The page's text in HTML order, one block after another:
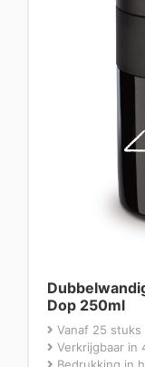
Dop 250ml
Vanaf 25 stuks
Verkrijgbaar in